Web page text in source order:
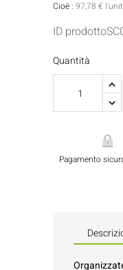
Porta Salse E
Tovaglioli
Flaconi E Bottiglie
Cioè : 97,78 €
ID
Quantità
Pagamento